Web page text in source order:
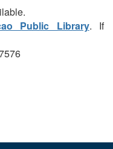
Public Library. If